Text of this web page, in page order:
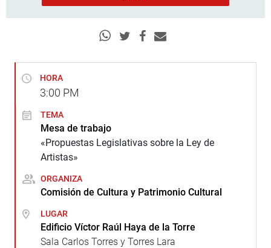
HORA
3:00 PM
TEMA
Mesa de trabajo
«Propuestas Legislativas sobre la Ley de
Artistas»
ORGANIZA
Comisión de Cultura y Patrimonio Cultural
LUGAR
Edificio Víctor Raúl Haya de la Torre
Sala Carlos Torres y Torres Lara